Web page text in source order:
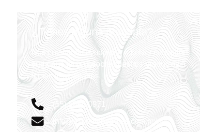
¿Tienes alguna pregunta?
Nos encantaría ayudarte a resolver cualquier
duda que tengas sobre nuestros productos o
temas relacionados.
(55) 5386-0971
info@a1contenedores.com.mx